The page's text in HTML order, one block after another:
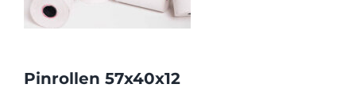
Pinrollen 57x40x12